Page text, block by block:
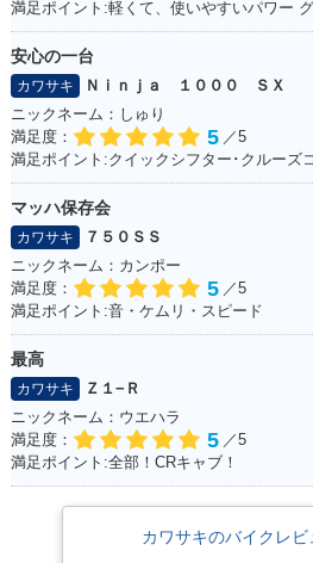
安心の一台
カワサキ
Ｎｉｎｊａ １０００ ＳＸ
ニックネーム：しゅり
満足度：
5 ／5
マッハ保存会
カワサキ
７５０ＳＳ
ニックネーム：カンポー
満足度：
5 ／5
満足ポイント:音・ケムリ・スピード
最高
カワサキ
Ｚ１−Ｒ
ニックネーム：ウエハラ
満足度：
5 ／5
満足ポイント:全部！CRキャブ！
カワサキのバイクレビ